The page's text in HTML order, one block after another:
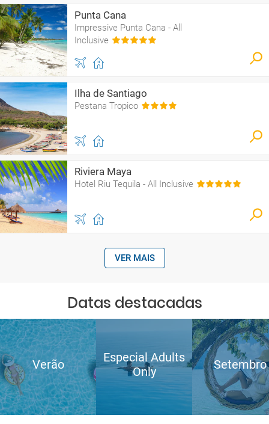
Punta Cana
Impressive Punta Cana - All
Inclusive
Ilha de Santiago
Pestana Tropico
Riviera Maya
Hotel Riu Tequila - All Inclusive
VER MAIS
Datas destacadas
Verão
Especial Adults
Only
Setembro